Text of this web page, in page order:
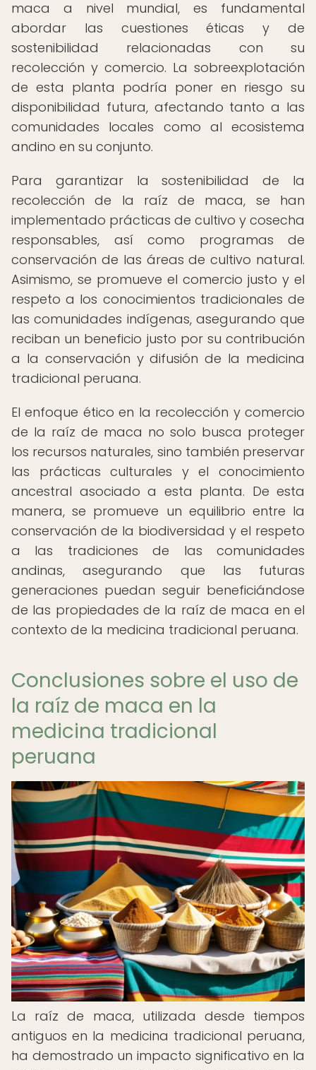
maca a nivel mundial, es fundamental
abordar las cuestiones éticas y de
sostenibilidad relacionadas con su
recolección y comercio. La sobreexplotación
de esta planta podría poner en riesgo su
disponibilidad futura, afectando tanto a las
comunidades locales como al ecosistema
andino en su conjunto.
Para garantizar la sostenibilidad de la
recolección de la raíz de maca, se han
implementado prácticas de cultivo y cosecha
responsables, así como programas de
conservación de las áreas de cultivo natural.
Asimismo, se promueve el comercio justo y el
respeto a los conocimientos tradicionales de
las comunidades indígenas, asegurando que
reciban un beneficio justo por su contribución
a la conservación y difusión de la medicina
tradicional peruana.
El enfoque ético en la recolección y comercio
de la raíz de maca no solo busca proteger
los recursos naturales, sino también preservar
las prácticas culturales y el conocimiento
ancestral asociado a esta planta. De esta
manera, se promueve un equilibrio entre la
conservación de la biodiversidad y el respeto
a las tradiciones de las comunidades
andinas, asegurando que las futuras
generaciones puedan seguir beneficiándose
de las propiedades de la raíz de maca en el
contexto de la medicina tradicional peruana.
Conclusiones sobre el uso de
la raíz de maca en la
medicina tradicional
peruana
La raíz de maca, utilizada desde tiempos
antiguos en la medicina tradicional peruana,
ha demostrado un impacto significativo en la